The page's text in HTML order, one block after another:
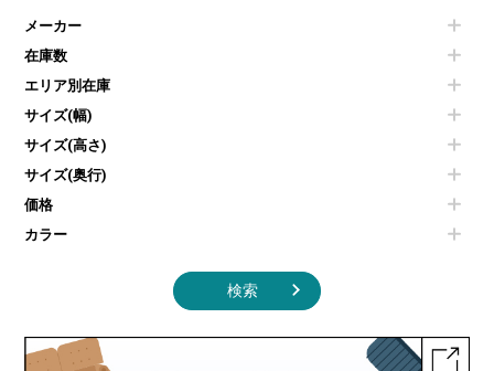
その他OA機器
コートハンガー・ポールハンガー
傘立て
食器棚・キッチンキャビネット
カタログスタンド
オフィスアクセサリーその他
カウンターテーブル
センターテーブル・サイドテーブル
ベンチ・スツール
ソファ
シェルフ
ダストボックス（ゴミ箱）
インテリア家具その他
冷蔵庫・洗濯機
空気清浄機・加湿器
液晶テレビ・モニター類
エアコン
掃除機
季節家電
メーカー
在庫数
エリア別在庫
サイズ(幅)
サイズ(高さ)
サイズ(奥行)
価格
カラー
検索